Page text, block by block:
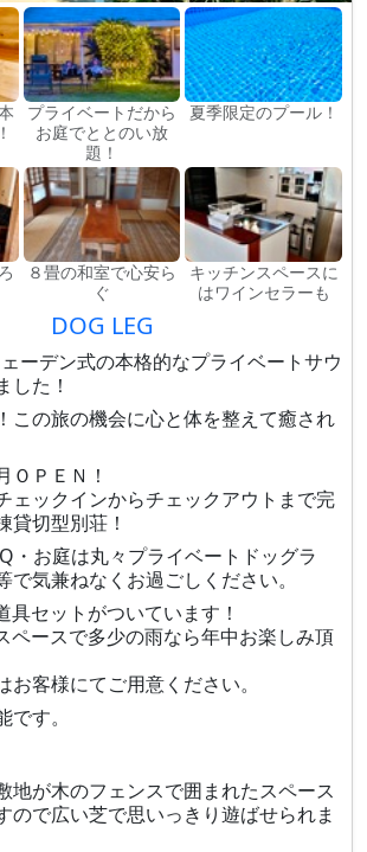
プライベートだから
お庭でととのい放
題！
夏季限定のプール！
８畳の和室で心安ら
ぐ
キッチンスペースに
はワインセラーも
DOG LEG
ーデン式の本格的なプライベートサウ
した！
この旅の機会に心と体を整えて癒され
ＯＰＥＮ！
ェックインからチェックアウトまで完
貸切型別荘！
・お庭は丸々プライベートドッグラ
で気兼ねなくお過ごしください。
具セットがついています！
ペースで多少の雨なら年中お楽しみ頂
お客様にてご用意ください。
す。
地が木のフェンスで囲まれたスペース
ので広い芝で思いっきり遊ばせられま